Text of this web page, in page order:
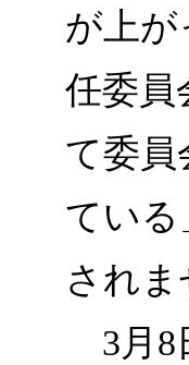
が上が
任委員
て委員
てい
されま
3月8